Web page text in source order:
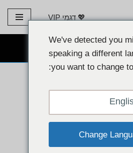
💖 דגמי VIP
We've detected you
speaking a different
you want to change to:
Change